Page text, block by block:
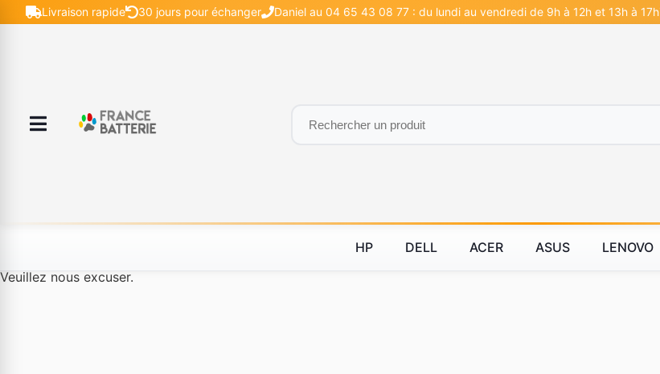
Livraison rapide 30 jours pour échanger Daniel au 04 65 43 08 77 : du lundi au vendredi de 9h à 12h et 13h à 17h
HP DELL ACER ASUS LENOVO
Veuillez nous excuser.